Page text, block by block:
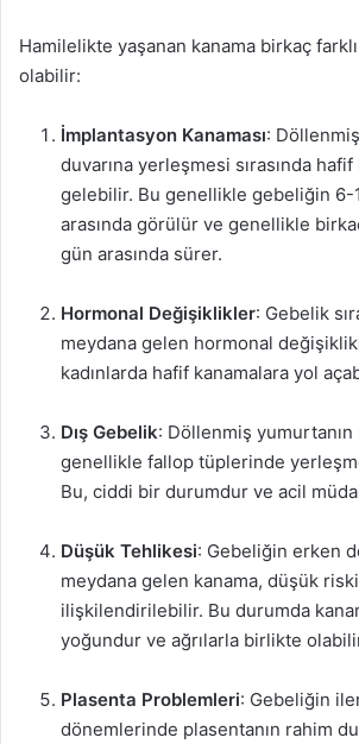
Hamilelikte yaşanan kanama birkaç
olabilir:
İmplantasyon Kanaması:
duvarına yerleşmesi sırasında
gelebilir. Bu genellikle gebeliğin 6-
arasında görülür ve genellikle
gün arasında sürer.
Hormonal Değişiklikler: Gebelik
meydana gelen hormonal
kadınlarda hafif kanamalara yol
Dış Gebelik: Döllenmiş yumurtanın
genellikle fallop tüplerinde
Bu, ciddi bir durumdur ve acil
Düşük Tehlikesi: Gebeliğin erken
meydana gelen kanama, düşük
ilişkilendirilebilir. Bu durumda
yoğundur ve ağrılarla birlikte
Plasenta Problemleri: Gebeliğin
dönemlerinde plasentanın rahim